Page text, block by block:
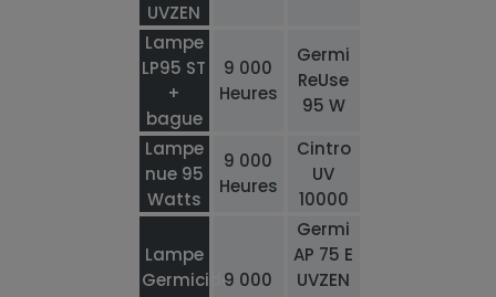
UVZEN
Lampe
LP95 ST
+
bague
9 000
Heures
Germi
ReUse
95 W
Lampe
nue 95
Watts
9 000
Heures
Cintro
UV
10000
Lampe
Germicide9 000
Germi
AP 75 E
UVZEN